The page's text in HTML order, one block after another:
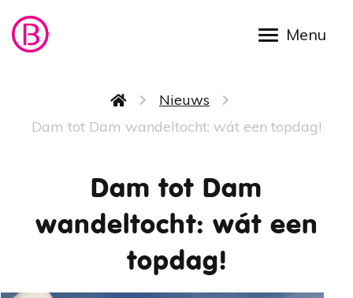
Overslaan en naar de inhoud gaan
Kruimelpad
Nieuws
Dam tot Dam wandeltocht: wát een topdag!
Dam tot Dam
wandeltocht: wát een
topdag!